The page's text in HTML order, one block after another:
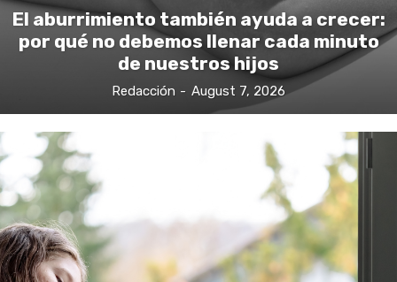
El aburrimiento también ayuda a crecer:
por qué no debemos llenar cada minuto
de nuestros hijos
Redacción - August 7, 2026